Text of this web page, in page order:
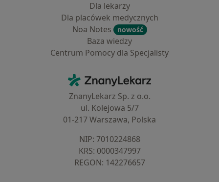
Dla lekarzy
Dla placówek medycznych
Noa Notes
nowość
Baza wiedzy
Centrum Pomocy dla Specjalisty
ZnanyLekarz - Strona główna
ZnanyLekarz Sp. z o.o.
ul. Kolejowa 5/7
01-217 Warszawa, Polska
NIP: ⁠7010224868
KRS: ⁠0000347997
REGON: ⁠142276657